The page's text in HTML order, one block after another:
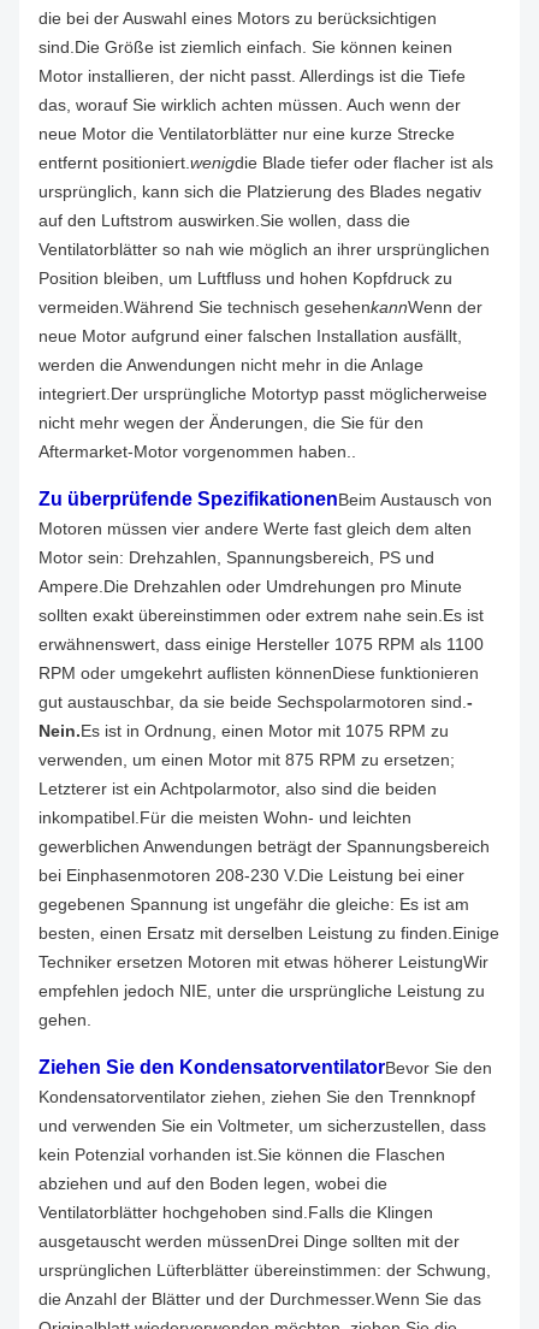
die bei der Auswahl eines Motors zu berücksichtigen
sind. Die Größe ist ziemlich einfach. Sie können keinen
Motor installieren, der nicht passt. Allerdings ist die Tiefe
das, worauf Sie wirklich achten müssen. Auch wenn der
neue Motor die Ventilatorblätter nur eine kurze Strecke
entfernt positioniert. wenigdie Blade tiefer oder flacher ist als
ursprünglich, kann sich die Platzierung des Blades negativ
auf den Luftstrom auswirken.Sie wollen, dass die
Ventilatorblätter so nah wie möglich an ihrer ursprünglichen
Position bleiben, um Luftfluss und hohen Kopfdruck zu
vermeiden. Während Sie technisch gesehenkannWenn der
neue Motor aufgrund einer falschen Installation ausfällt,
werden die Anwendungen nicht mehr in die Anlage
integriert.Der ursprüngliche Motortyp passt möglicherweise
nicht mehr wegen der Änderungen, die Sie für den
Aftermarket-Motor vorgenommen haben..
Zu überprüfende SpezifikationenBeim Austausch von
Motoren müssen vier andere Werte fast gleich dem alten
Motor sein: Drehzahlen, Spannungsbereich, PS und
Ampere. Die Drehzahlen oder Umdrehungen pro Minute
sollten exakt übereinstimmen oder extrem nahe sein.Es ist
erwähnenswert, dass einige Hersteller 1075 RPM als 1100
RPM oder umgekehrt auflisten könnenDiese funktionieren
gut austauschbar, da sie beide Sechspolarmotoren sind. -
Nein.Es ist in Ordnung, einen Motor mit 1075 RPM zu
verwenden, um einen Motor mit 875 RPM zu ersetzen;
Letzterer ist ein Achtpolarmotor, also sind die beiden
inkompatibel. Für die meisten Wohn- und leichten
gewerblichen Anwendungen beträgt der Spannungsbereich
bei Einphasenmotoren 208-230 V. Die Leistung bei einer
gegebenen Spannung ist ungefähr die gleiche: Es ist am
besten, einen Ersatz mit derselben Leistung zu finden.Einige
Techniker ersetzen Motoren mit etwas höherer LeistungWir
empfehlen jedoch NIE, unter die ursprüngliche Leistung zu
gehen.
Ziehen Sie den KondensatorventilatorBevor Sie den
Kondensatorventilator ziehen, ziehen Sie den Trennknopf
und verwenden Sie ein Voltmeter, um sicherzustellen, dass
kein Potenzial vorhanden ist. Sie können die Flaschen
abziehen und auf den Boden legen, wobei die
Ventilatorblätter hochgehoben sind.Falls die Klingen
ausgetauscht werden müssenDrei Dinge sollten mit der
ursprünglichen Lüfterblätter übereinstimmen: der Schwung,
die Anzahl der Blätter und der Durchmesser.Wenn Sie das